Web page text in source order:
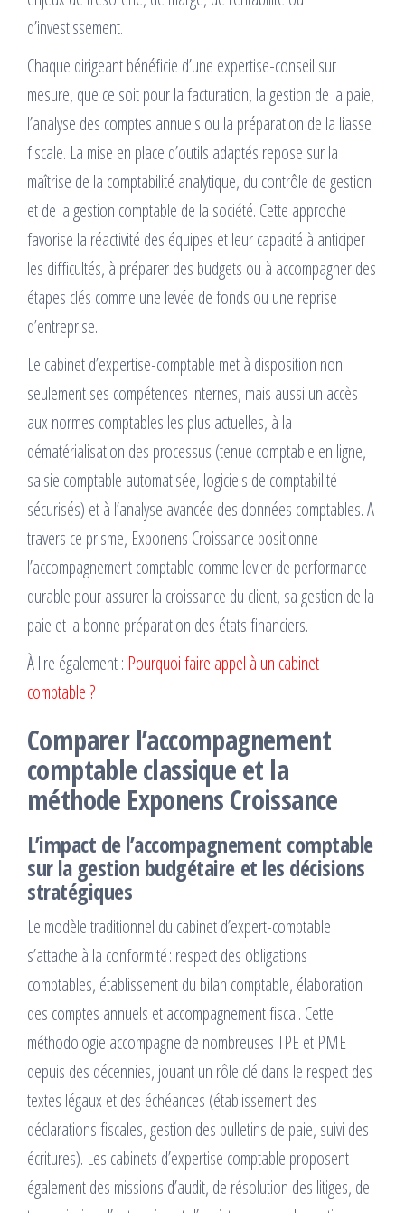
d’investissement.
Chaque dirigeant bénéficie d’une expertise-conseil sur
mesure, que ce soit pour la facturation, la gestion de la paie,
l’analyse des comptes annuels ou la préparation de la liasse
fiscale. La mise en place d’outils adaptés repose sur la
maîtrise de la comptabilité analytique, du contrôle de gestion
et de la gestion comptable de la société. Cette approche
favorise la réactivité des équipes et leur capacité à anticiper
les difficultés, à préparer des budgets ou à accompagner des
étapes clés comme une levée de fonds ou une reprise
d’entreprise.
Le cabinet d’expertise-comptable met à disposition non
seulement ses compétences internes, mais aussi un accès
aux normes comptables les plus actuelles, à la
dématérialisation des processus (tenue comptable en ligne,
saisie comptable automatisée, logiciels de comptabilité
sécurisés) et à l’analyse avancée des données comptables. A
travers ce prisme, Exponens Croissance positionne
l’accompagnement comptable comme levier de performance
durable pour assurer la croissance du client, sa gestion de la
paie et la bonne préparation des états financiers.
À lire également : Pourquoi faire appel à un cabinet
comptable ?
Comparer l’accompagnement
comptable classique et la
méthode Exponens Croissance
L’impact de l’accompagnement comptable
sur la gestion budgétaire et les décisions
stratégiques
Le modèle traditionnel du cabinet d’expert-comptable
s’attache à la conformité : respect des obligations
comptables, établissement du bilan comptable, élaboration
des comptes annuels et accompagnement fiscal. Cette
méthodologie accompagne de nombreuses TPE et PME
depuis des décennies, jouant un rôle clé dans le respect des
textes légaux et des échéances (établissement des
déclarations fiscales, gestion des bulletins de paie, suivi des
écritures). Les cabinets d’expertise comptable proposent
également des missions d’audit, de résolution des litiges, de